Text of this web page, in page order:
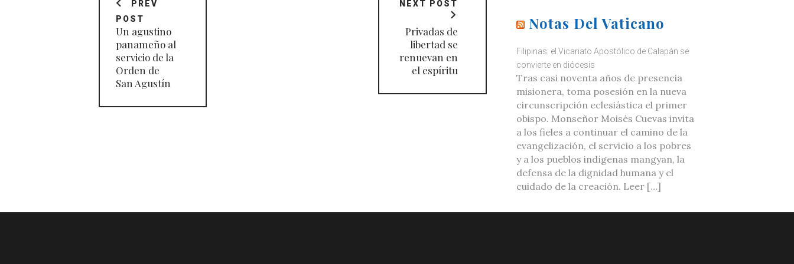
de
entradas
PREV
POST
Un agustino
panameño al
servicio de la
Orden de
San Agustín
NEXT POST
Privadas de
libertad se
renuevan en
el espíritu
Notas Del Vaticano
Filipinas: el Vicariato Apostólico de Calapán se
convierte en diócesis
Tras casi noventa años de presencia
misionera, toma posesión en la nueva
circunscripción eclesiástica el primer
obispo. Monseñor Moisés Cuevas invita
a los fieles a continuar el camino de la
evangelización, el servicio a los pobres
y a los pueblos indígenas mangyan, la
defensa de la dignidad humana y el
cuidado de la creación. Leer […]